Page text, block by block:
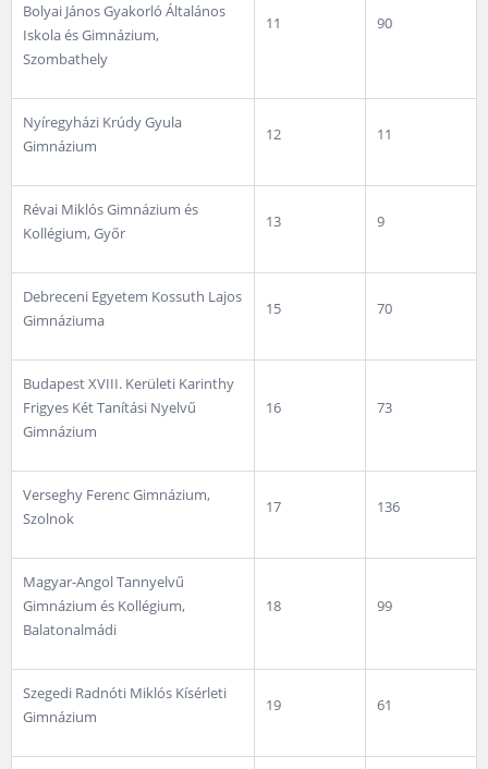
Bolyai János Gyakorló Általános
Iskola és Gimnázium,
Szombathely
11 90
Nyíregyházi Krúdy Gyula
Gimnázium
12 11
Révai Miklós Gimnázium és
Kollégium, Győr
13 9
Debreceni Egyetem Kossuth Lajos
Gimnáziuma
15 70
Budapest XVIII. Kerületi Karinthy
Frigyes Két Tanítási Nyelvű
Gimnázium
16 73
Verseghy Ferenc Gimnázium,
Szolnok
17 136
Magyar-Angol Tannyelvű
Gimnázium és Kollégium,
Balatonalmádi
18 99
Szegedi Radnóti Miklós Kísérleti
Gimnázium
19 61